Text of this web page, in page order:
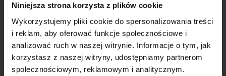
Niniejsza strona korzysta z plików cookie
Wykorzystujemy pliki cookie do spersonalizowania treści
i reklam, aby oferować funkcje społecznościowe i
analizować ruch w naszej witrynie. Informacje o tym, jak
korzystasz z naszej witryny, udostępniamy partnerom
społecznościowym, reklamowym i analitycznym.